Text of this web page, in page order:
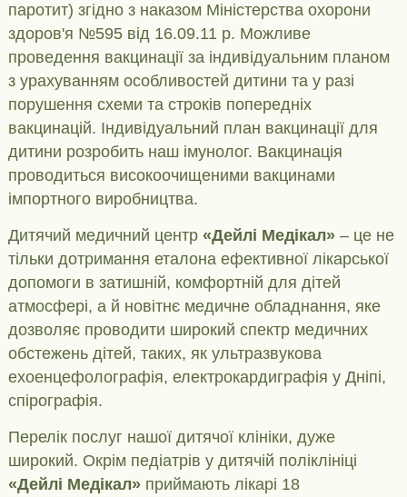
паротит) згідно з наказом Міністерства охорони
здоров'я №595 від 16.09.11 р. Можливе
проведення вакцинації за індивідуальним планом
з урахуванням особливостей дитини та у разі
порушення схеми та строків попередніх
вакцинацій. Індивідуальний план вакцинації для
дитини розробить наш імунолог. Вакцинація
проводиться високоочищеними вакцинами
імпортного виробництва.
Дитячий медичний центр «Дейлі Медікал»– це не
тільки дотримання еталона ефективної лікарської
допомоги в затишній, комфортній для дітей
атмосфері, а й новітнє медичне обладнання, яке
дозволяє проводити широкий спектр медичних
обстежень дітей, таких, як ультразвукова
ехоенцефолографія, електрокардиграфія у Дніпі,
спірографія.
Перелік послуг нашої дитячої клініки, дуже
широкий. Окрім педіатрів у дитячій поліклініці
«Дейлі Медікал»приймають лікарі 18